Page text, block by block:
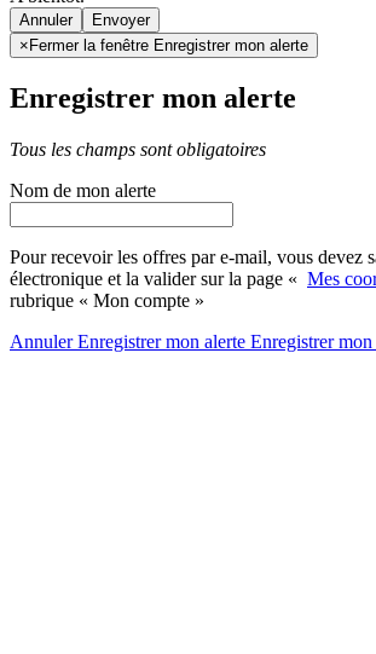
Annuler
× Fermer la fenêtre Enregistrer mon alerte
Enregistrer mon alerte
Tous les champs sont obligatoires
Nom de mon alerte
Pour recevoir les offres par e-mail, vous devez
électronique et la valider sur la page « Mes
rubrique « Mon compte »
AnnulerEnregistrer mon alerte Enregistrermon